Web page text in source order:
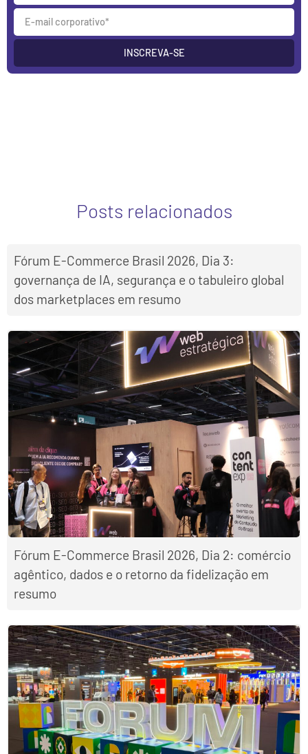
INSCREVA-SE
Posts relacionados
Fórum E-Commerce Brasil 2026, Dia 3:
governança de IA, segurança e o tabuleiro global
dos marketplaces em resumo
Fórum E-Commerce Brasil 2026, Dia 2: comércio
agêntico, dados e o retorno da fidelização em
resumo